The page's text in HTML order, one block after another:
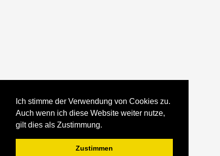
Ich stimme der Verwendung von Cookies zu.
Auch wenn ich diese Website weiter nutze,
gilt dies als Zustimmung.
Zustimmen